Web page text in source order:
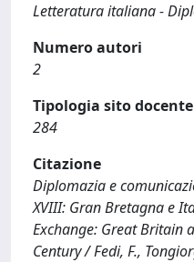
Letteratura italiana -
Numero autori
2
Tipologia sito docente
284
Citazione
Diplomazia e
XVIII: Gran Bretagna e
Exchange: Great Britain
Century / Fedi, F.,